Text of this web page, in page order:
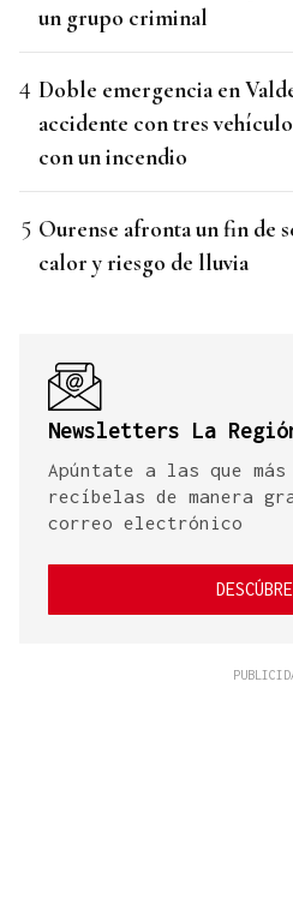
un grupo criminal
Doble emergencia en
accidente con tres
con un incendio
Ourense afronta un fin de
calor y riesgo de lluvia
Newsletters La
Apúntate a las que
recíbelas de manera
correo electrónico